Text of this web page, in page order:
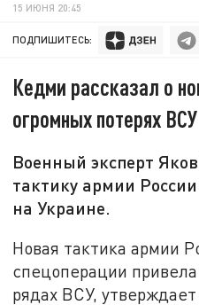
15 ИЮНЯ 20:45
ПОДПИШИТЕСЬ:
Кедми рассказал о
огромных потерях ВСУ
Военный эксперт
тактику армии
на Украине.
Новая тактика армии
спецоперации
рядах ВСУ,